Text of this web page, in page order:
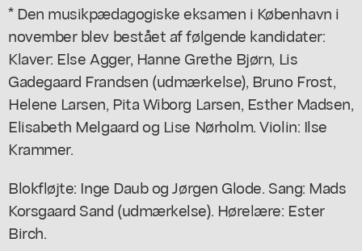
* Den musikpædagogiske eksamen i København i
november blev bestået af følgende kandidater:
Klaver: Else Agger, Hanne Grethe Bjørn, Lis
Gadegaard Frandsen (udmærkelse), Bruno Frost,
Helene Larsen, Pita Wiborg Larsen, Esther Madsen,
Elisabeth Melgaard og Lise Nørholm. Violin: Ilse
Krammer.
Blokfløjte: Inge Daub og Jørgen Glode. Sang: Mads
Korsgaard Sand (udmærkelse). Hørelære: Ester
Birch.